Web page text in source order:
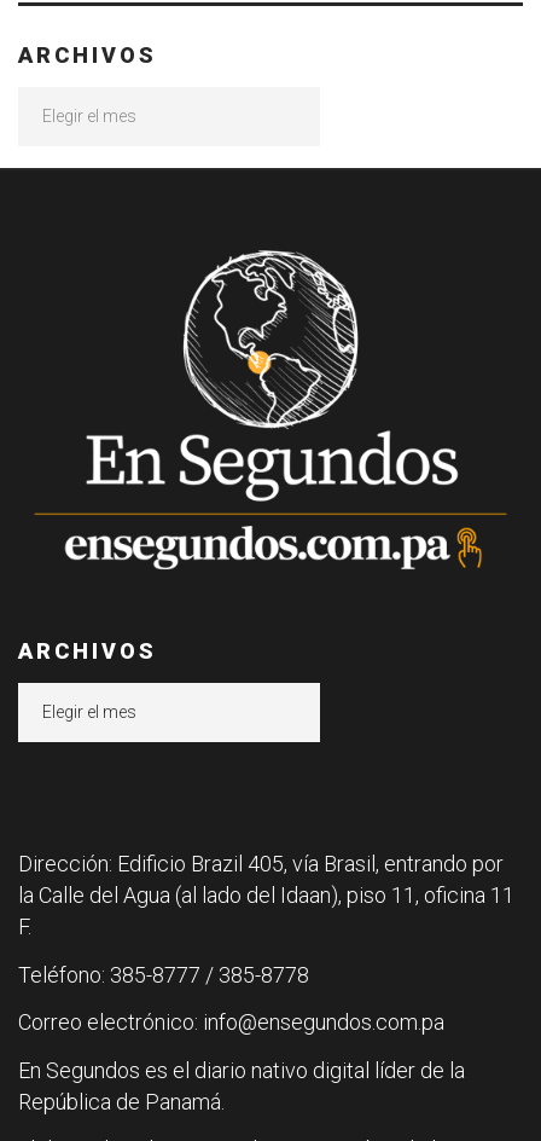
ARCHIVOS
ARCHIVOS
Dirección: Edificio Brazil 405, vía Brasil, entrando por
la Calle del Agua (al lado del Idaan), piso 11, oficina 11
F.
Teléfono: 385-8777 / 385-8778
Correo electrónico: info@ensegundos.com.pa
En Segundos es el diario nativo digital líder de la
República de Panamá.